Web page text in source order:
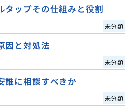
タップその仕組みと役割
未分類
因と対処法
未分類
誰に相談すべきか
未分類